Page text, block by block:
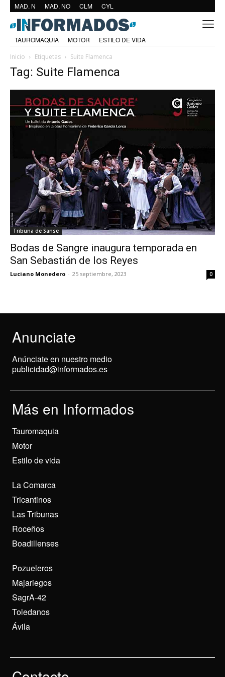
MAD. N MAD. NO CLM CYL
TAUROMAQUIA MOTOR
ESTILO DE VIDA
Inicio
Etiquetas Suite Flamenca
Tag: Suite Flamenca
Tribuna de Sanse
Bodas de Sangre inaugura temporada en
San Sebastián de los Reyes
Luciano Monedero - 25 septiembre, 2023 0
Anunciate
Anúnciate en nuestro medio
publicidad@informados.es
Más en Informados
Tauromaquia
Motor
Estilo de vida
La Comarca
Tricantinos
Las Tribunas
Roceños
Boadillenses
Pozueleros
Majariegos
SagrA-42
Toledanos
Ávila